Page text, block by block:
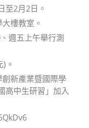
2月2日。
樓教室。
週五上午舉行測
。
新產業暨國際學
高中生研習」加入